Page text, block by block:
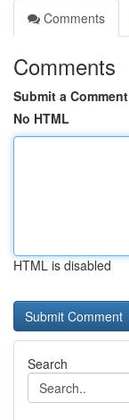
Comments
Comments
Submit a Comment
No HTML
HTML is disabled
Search